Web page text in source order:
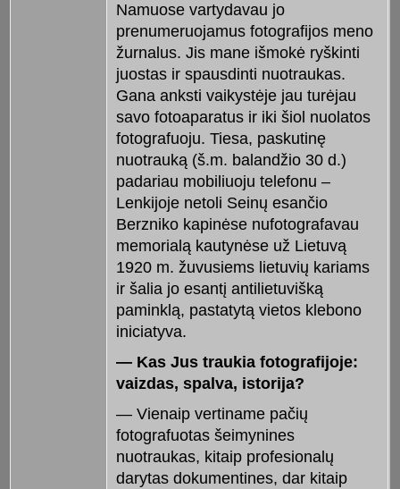
Namuose vartydavau jo
prenumeruojamus fotografijos meno
žurnalus. Jis mane išmokė ryškinti
juostas ir spausdinti nuotraukas.
Gana anksti vaikystėje jau turėjau
savo fotoaparatus ir iki šiol nuolatos
fotografuoju. Tiesa, paskutinę
nuotrauką (š.m. balandžio 30 d.)
padariau mobiliuoju telefonu –
Lenkijoje netoli Seinų esančio
Berzniko kapinėse nufotografavau
memorialą kautynėse už Lietuvą
1920 m. žuvusiems lietuvių kariams
ir šalia jo esantį antilietuvišką
paminklą, pastatytą vietos klebono
iniciatyva.
— Kas Jus traukia fotografijoje:
vaizdas, spalva, istorija?
— Vienaip vertiname pačių
fotografuotas šeimynines
nuotraukas, kitaip profesionalų
darytas dokumentines, dar kitaip